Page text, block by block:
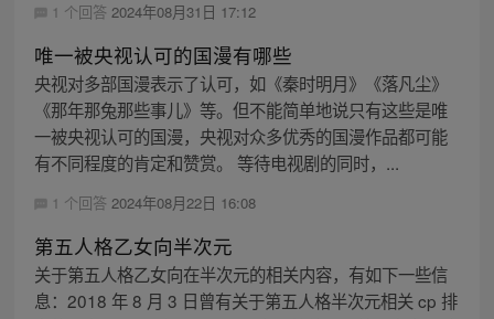
1 个回答 2024年08月31日 17:12
唯一被央视认可的国漫有哪些
央视对多部国漫表示了认可，如《秦时明月》《落凡尘》
《那年那兔那些事儿》等。但不能简单地说只有这些是唯
一被央视认可的国漫，央视对众多优秀的国漫作品都可能
有不同程度的肯定和赞赏。 等待电视剧的同时，...
1 个回答 2024年08月22日 16:08
第五人格乙女向半次元
关于第五人格乙女向在半次元的相关内容，有如下一些信
息：2018 年 8 月 3 日曾有关于第五人格半次元相关 cp 排